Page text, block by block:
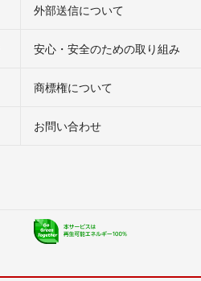
外部送信について
安心・安全のための取り組み
商標権について
お問い合わせ